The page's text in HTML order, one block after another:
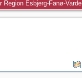
Region Esbjerg-Fanø-Varde